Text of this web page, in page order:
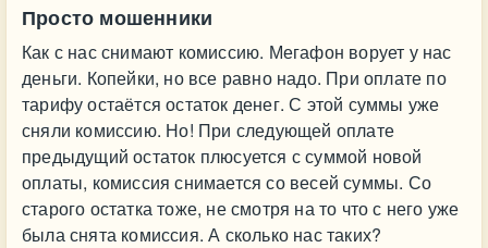
Просто мошенники
Как с нас снимают комиссию. Мегафон ворует у нас
деньги. Копейки, но все равно надо. При оплате по
тарифу остаётся остаток денег. С этой суммы уже
сняли комиссию. Но! При следующей оплате
предыдущий остаток плюсуется с суммой новой
оплаты, комиссия снимается со весей суммы. Со
старого остатка тоже, не смотря на то что с него уже
была снята комиссия. А сколько нас таких?